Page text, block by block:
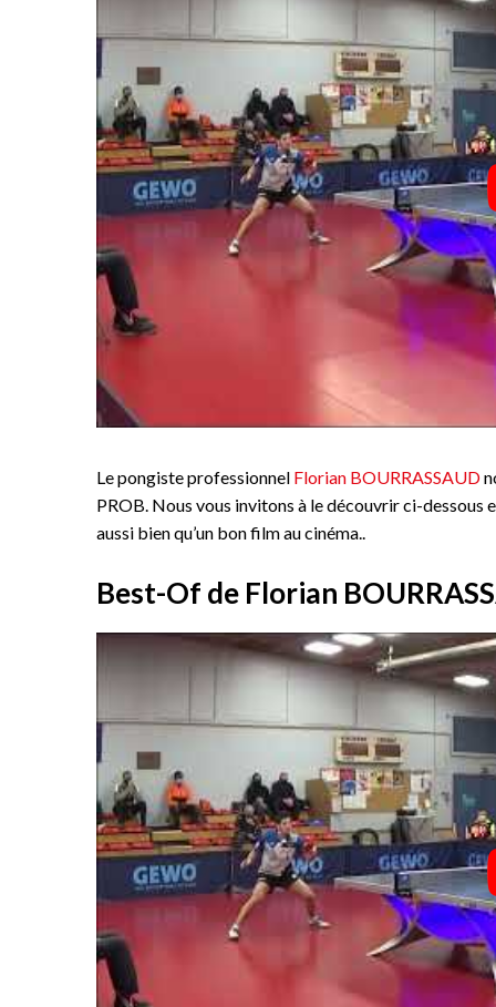
Le pongiste professionnel Florian BOURRASSAUD
PROB. Nous vous invitons à le découvrir ci-dessous
aussi bien qu’un bon film au cinéma..
Best-Of de Florian